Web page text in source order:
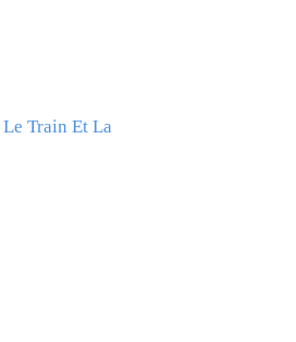
Train Et La